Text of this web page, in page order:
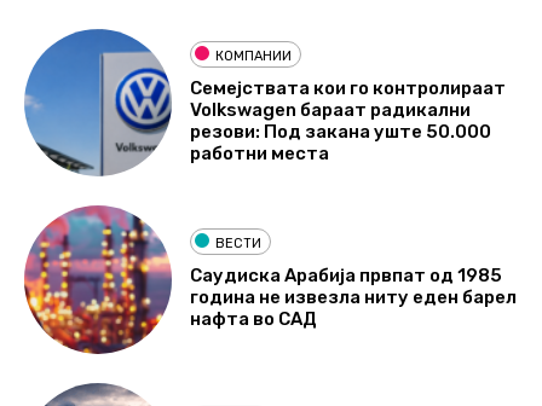
КОМПАНИИ
Семејствата кои го контролираат
Volkswagen бараат радикални
резови: Под закана уште 50.000
работни места
ВЕСТИ
Саудиска Арабија првпат од 1985
година не извезла ниту еден барел
нафта во САД